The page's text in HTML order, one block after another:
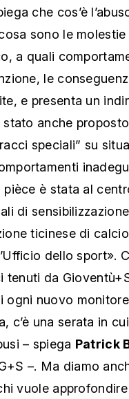
che cos’è
sono le
a quali
le
e presenta un
stato anche
speciali” su
pièce è stata al
di
ticinese di
dello sport».
tenuti da
ogni nuovo
c’è una serata in
– spiega Patrick
–. Ma diamo
vuole approfondire